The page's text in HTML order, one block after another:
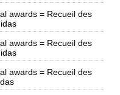
awards = Recueil des
awards = Recueil des
awards = Recueil des